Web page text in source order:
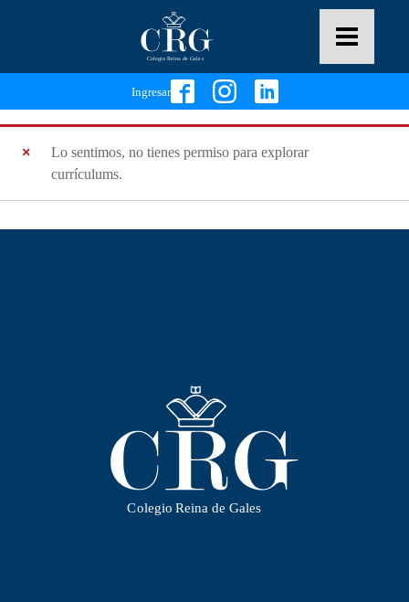
Ingresar
Lo sentimos, no tienes permiso para explorar
currículums.